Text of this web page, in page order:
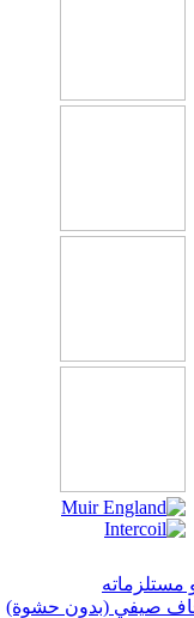
مستلزماته
صيفي (بدون حشوة)